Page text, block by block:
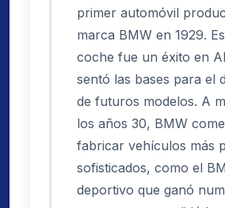
primer automóvil
marca BMW en 1929.
coche fue un éxito en
sentó las bases para el
de futuros modelos. A
los años 30, BMW
fabricar vehículos más
sofisticados, como el
deportivo que ganó